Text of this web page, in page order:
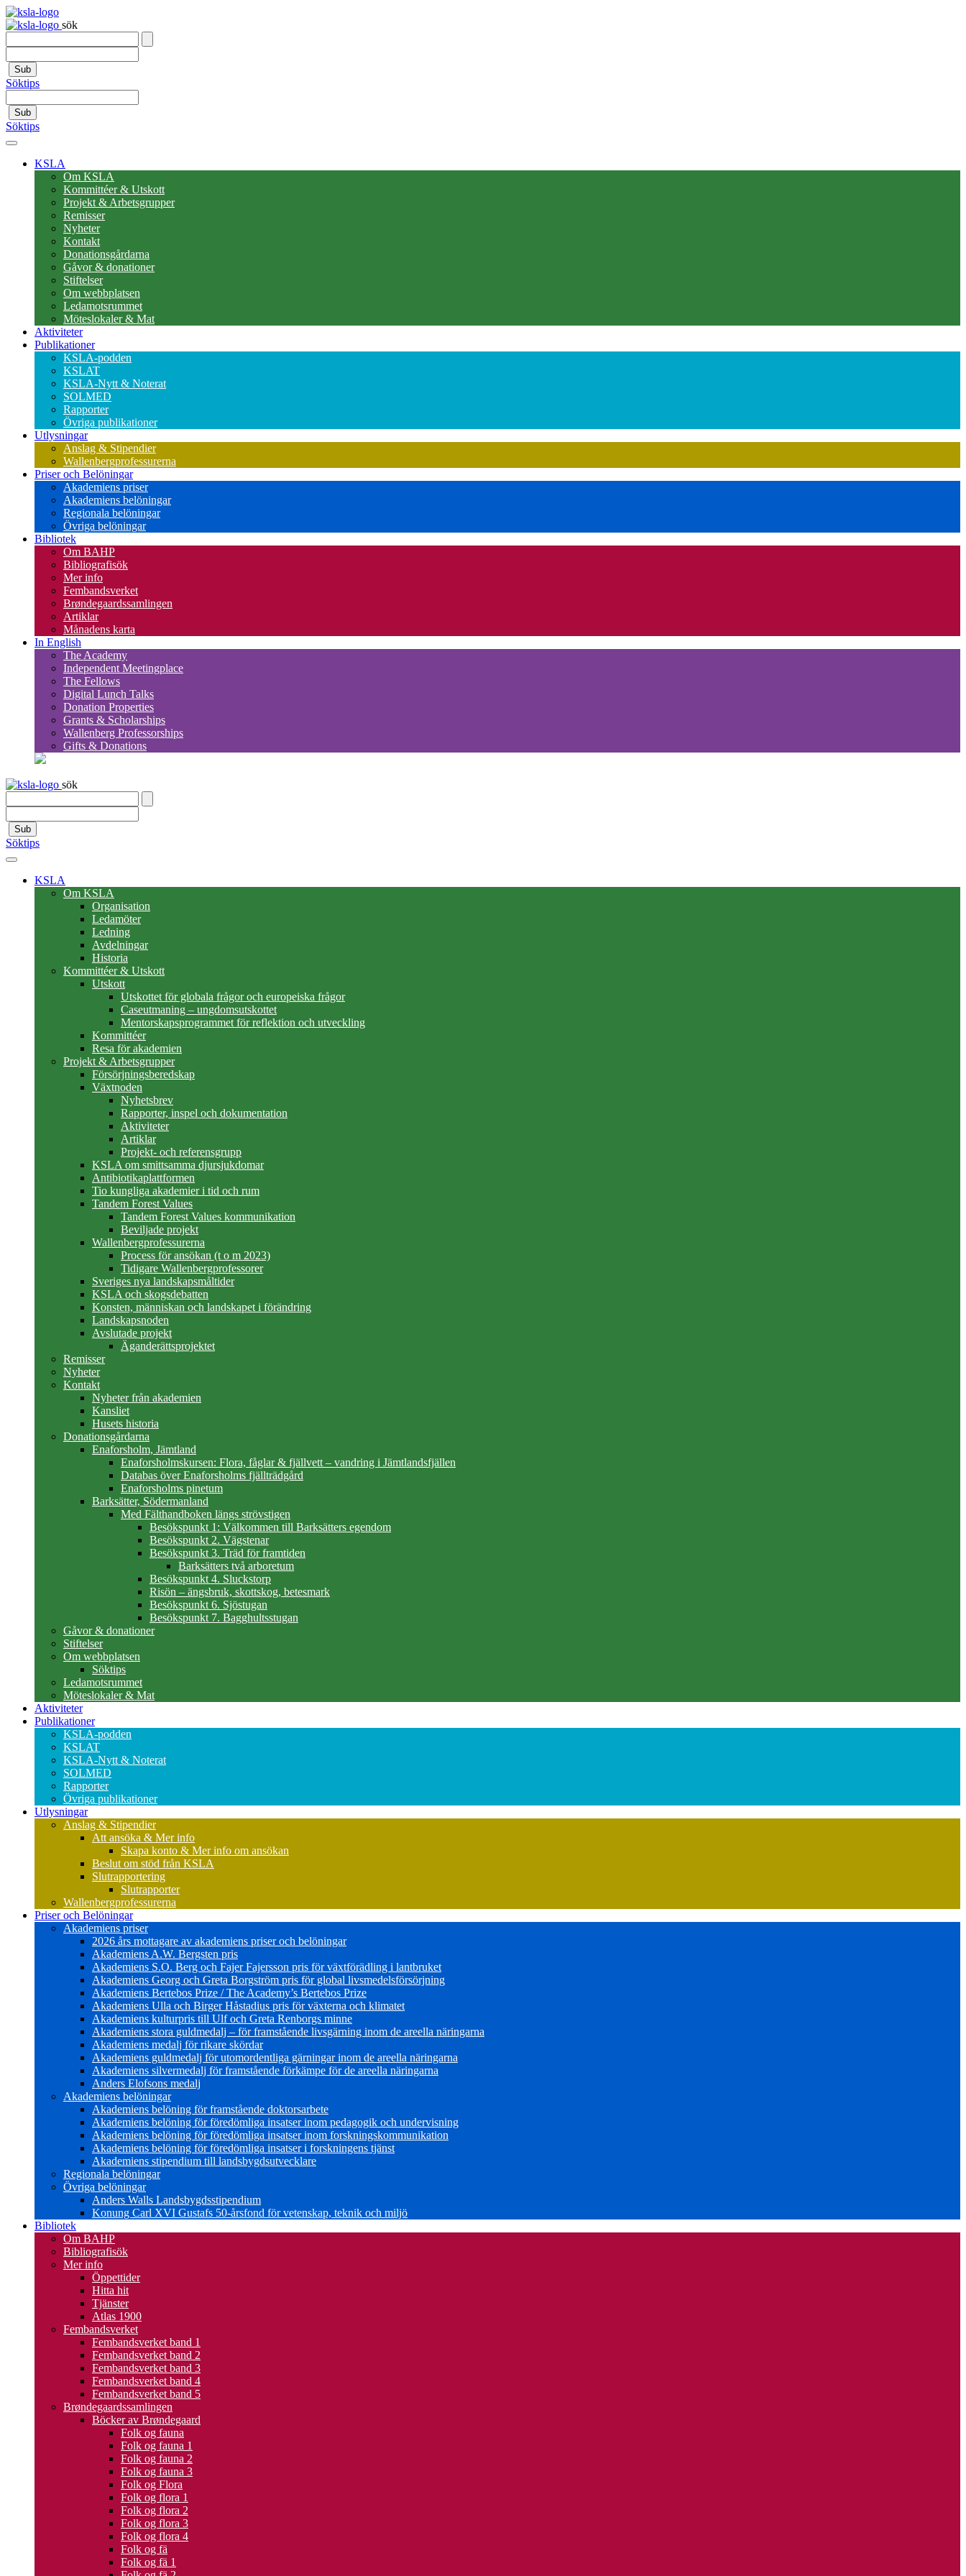
sök
Sub
Söktips
Sub
Söktips
KSLA
Om KSLA
Kommittéer & Utskott
Projekt & Arbetsgrupper
Remisser
Nyheter
Kontakt
Donationsgårdarna
Gåvor & donationer
Stiftelser
Om webbplatsen
Ledamotsrummet
Möteslokaler & Mat
Aktiviteter
Publikationer
KSLA-podden
KSLAT
KSLA-Nytt & Noterat
SOLMED
Rapporter
Övriga publikationer
Utlysningar
Anslag & Stipendier
Wallenbergprofessurerna
Priser och Belöningar
Akademiens priser
Akademiens belöningar
Regionala belöningar
Övriga belöningar
Bibliotek
Om BAHP
Bibliografisök
Mer info
Fembandsverket
Brøndegaardssamlingen
Artiklar
Månadens karta
In English
The Academy
Independent Meetingplace
The Fellows
Digital Lunch Talks
Donation Properties
Grants & Scholarships
Wallenberg Professorships
Gifts & Donations
sök
Sub
Söktips
KSLA
Om KSLA
Organisation
Ledamöter
Ledning
Avdelningar
Historia
Kommittéer & Utskott
Utskott
Utskottet för globala frågor och europeiska frågor
Caseutmaning – ungdomsutskottet
Mentorskapsprogrammet för reflektion och utveckling
Kommittéer
Resa för akademien
Projekt & Arbetsgrupper
Försörjningsberedskap
Växtnoden
Nyhetsbrev
Rapporter, inspel och dokumentation
Aktiviteter
Artiklar
Projekt- och referensgrupp
KSLA om smittsamma djursjukdomar
Antibiotikaplattformen
Tio kungliga akademier i tid och rum
Tandem Forest Values
Tandem Forest Values kommunikation
Beviljade projekt
Wallenbergprofessurerna
Process för ansökan (t o m 2023)
Tidigare Wallenbergprofessorer
Sveriges nya landskapsmåltider
KSLA och skogsdebatten
Konsten, människan och landskapet i förändring
Landskapsnoden
Avslutade projekt
Äganderättsprojektet
Remisser
Nyheter
Kontakt
Nyheter från akademien
Kansliet
Husets historia
Donationsgårdarna
Enaforsholm, Jämtland
Enaforsholmskursen: Flora, fåglar & fjällvett – vandring i Jämtlandsfjällen
Databas över Enaforsholms fjällträdgård
Enaforsholms pinetum
Barksätter, Södermanland
Med Fälthandboken längs strövstigen
Besökspunkt 1: Välkommen till Barksätters egendom
Besökspunkt 2. Vägstenar
Besökspunkt 3. Träd för framtiden
Barksätters två arboretum
Besökspunkt 4. Sluckstorp
Risön – ängsbruk, skottskog, betesmark
Besökspunkt 6. Sjöstugan
Besökspunkt 7. Bagghultsstugan
Gåvor & donationer
Stiftelser
Om webbplatsen
Söktips
Ledamotsrummet
Möteslokaler & Mat
Aktiviteter
Publikationer
KSLA-podden
KSLAT
KSLA-Nytt & Noterat
SOLMED
Rapporter
Övriga publikationer
Utlysningar
Anslag & Stipendier
Att ansöka & Mer info
Skapa konto & Mer info om ansökan
Beslut om stöd från KSLA
Slutrapportering
Slutrapporter
Wallenbergprofessurerna
Priser och Belöningar
Akademiens priser
2026 års mottagare av akademiens priser och belöningar
Akademiens A.W. Bergsten pris
Akademiens S.O. Berg och Fajer Fajersson pris för växtförädling i lantbruket
Akademiens Georg och Greta Borgström pris för global livsmedelsförsörjning
Akademiens Bertebos Prize / The Academy’s Bertebos Prize
Akademiens Ulla och Birger Håstadius pris för växterna och klimatet
Akademiens kulturpris till Ulf och Greta Renborgs minne
Akademiens stora guldmedalj – för framstående livsgärning inom de areella näringarna
Akademiens medalj för rikare skördar
Akademiens guldmedalj för utomordentliga gärningar inom de areella näringarna
Akademiens silvermedalj för framstående förkämpe för de areella näringarna
Anders Elofsons medalj
Akademiens belöningar
Akademiens belöning för framstående doktorsarbete
Akademiens belöning för föredömliga insatser inom pedagogik och undervisning
Akademiens belöning för föredömliga insatser inom forskningskommunikation
Akademiens belöning för föredömliga insatser i forskningens tjänst
Akademiens stipendium till landsbygdsutvecklare
Regionala belöningar
Övriga belöningar
Anders Walls Landsbygdsstipendium
Konung Carl XVI Gustafs 50-årsfond för vetenskap, teknik och miljö
Bibliotek
Om BAHP
Bibliografisök
Mer info
Öppettider
Hitta hit
Tjänster
Atlas 1900
Fembandsverket
Fembandsverket band 1
Fembandsverket band 2
Fembandsverket band 3
Fembandsverket band 4
Fembandsverket band 5
Brøndegaardssamlingen
Böcker av Brøndegaard
Folk og fauna
Folk og fauna 1
Folk og fauna 2
Folk og fauna 3
Folk og Flora
Folk og flora 1
Folk og flora 2
Folk og flora 3
Folk og flora 4
Folk og fä
Folk og fä 1